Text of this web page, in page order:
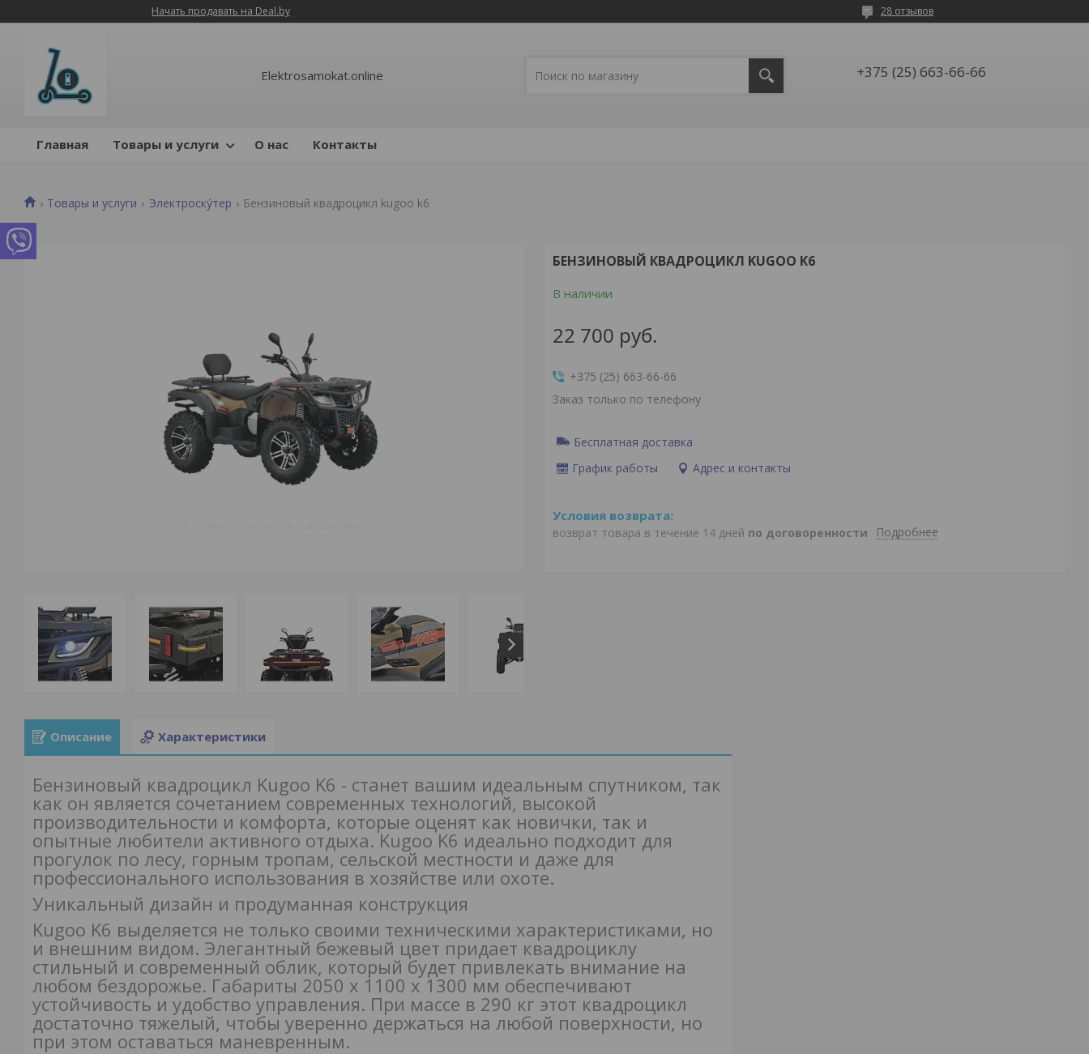
Начать продавать на Deal.by 28 отзывов
Elektrosamokat.online +375 (25) 663-66-66
Главная Товары и услуги О нас Контакты
Товары и услуги Электроску́тер Бензиновый квадроцикл kugoo k6
БЕНЗИНОВЫЙ КВАДРОЦИКЛ KUGOO K6
В наличии
22 700 руб.
+375 (25) 663-66-66
Заказ только по телефону
Бесплатная доставка
График работы
Адрес и контакты
возврат товара в течение 14 дней по договоренности Подробнее
Описание Характеристики
Бензиновый квадроцикл Kugoo K6 - станет вашим идеальным спутником, так
как он является сочетанием современных технологий, высокой
производительности и комфорта, которые оценят как новички, так и
опытные любители активного отдыха. Kugoo K6 идеально подходит для
прогулок по лесу, горным тропам, сельской местности и даже для
профессионального использования в хозяйстве или охоте.
Уникальный дизайн и продуманная конструкция
Kugoo K6 выделяется не только своими техническими характеристиками, но
и внешним видом. Элегантный бежевый цвет придает квадроциклу
стильный и современный облик, который будет привлекать внимание на
любом бездорожье. Габариты 2050 х 1100 х 1300 мм обеспечивают
устойчивость и удобство управления. При массе в 290 кг этот квадроцикл
достаточно тяжелый, чтобы уверенно держаться на любой поверхности, но
при этом оставаться маневренным.